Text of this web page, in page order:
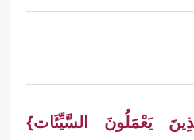
يَعْمَلُونَ السَّيِّئَات}